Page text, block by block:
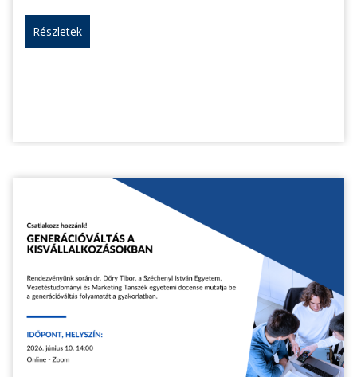
Részletek